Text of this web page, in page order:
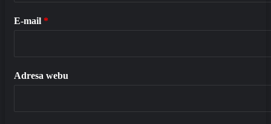
E-mail *
Adresa webu